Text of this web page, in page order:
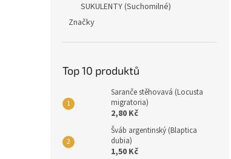
SUKULENTY (Suchomilné)
Značky
Top 10 produktů
Saranče stěhovavá (Locusta
migratoria)
2,80 Kč
Šváb argentinský (Blaptica
dubia)
1,50 Kč